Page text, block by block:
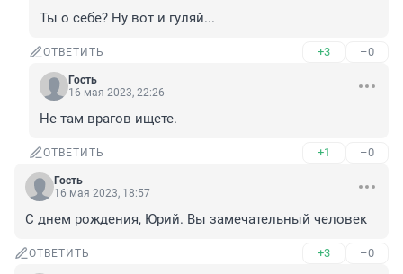
Ты о себе? Ну вот и гуляй...
ОТВЕТИТЬ +3 –0
Гость
16 мая 2023, 22:26
Не там врагов ищете.
ОТВЕТИТЬ +1 –0
Гость
16 мая 2023, 18:57
С днем рождения, Юрий. Вы замечательный человек
ОТВЕТИТЬ +3 –0